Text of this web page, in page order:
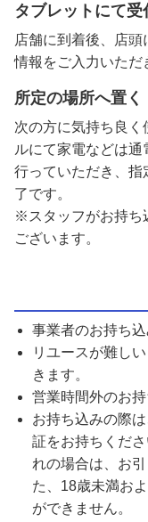
タブレットにて受
店舗に到着後、店
情報をご入力いただ
所定の場所へ置く
次の方に気持ち良
ルにて家電などは
行っていただき、指
了です。
※スタッフがお持ち
ございます。
事業者のお持ち
リユースが難し
きます。
営業時間外のお持
お持ち込みの際
証をお持ちくだ
れの場合は、お
た、18歳未満お
ができません。